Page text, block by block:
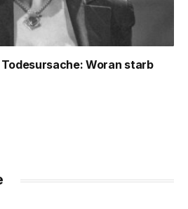
Woran starb